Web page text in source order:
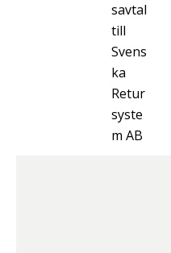
savtal
till
Svens
ka
Retur
syste
m AB